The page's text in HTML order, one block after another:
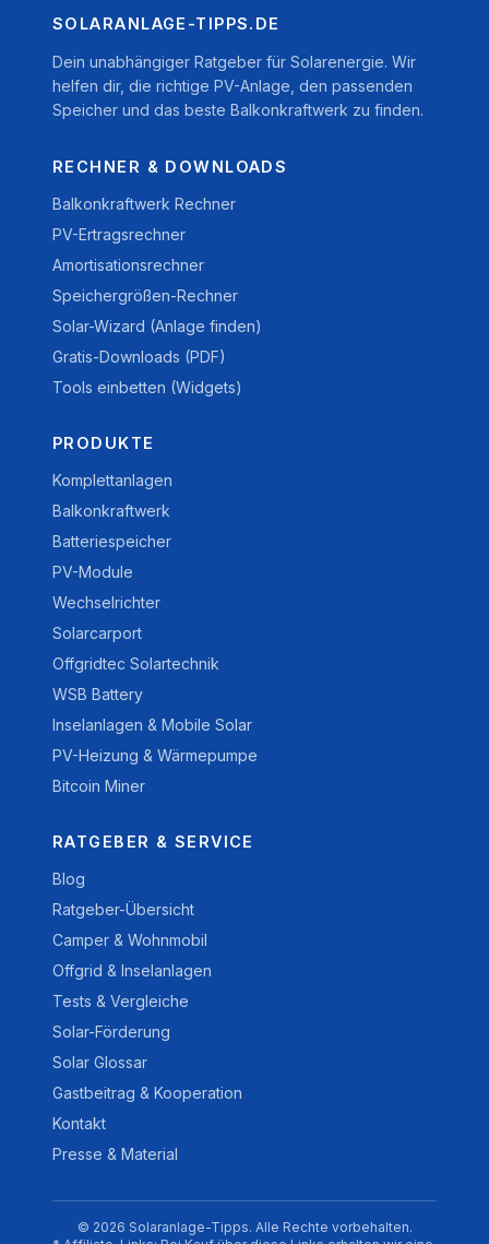
SOLARANLAGE-TIPPS.DE
Dein unabhängiger Ratgeber für Solarenergie. Wir
helfen dir, die richtige PV-Anlage, den passenden
Speicher und das beste Balkonkraftwerk zu finden.
RECHNER & DOWNLOADS
Balkonkraftwerk Rechner
PV-Ertragsrechner
Amortisationsrechner
Speichergrößen-Rechner
Solar-Wizard (Anlage finden)
Gratis-Downloads (PDF)
Tools einbetten (Widgets)
PRODUKTE
Komplettanlagen
Balkonkraftwerk
Batteriespeicher
PV-Module
Wechselrichter
Solarcarport
Offgridtec Solartechnik
WSB Battery
Inselanlagen & Mobile Solar
PV-Heizung & Wärmepumpe
Bitcoin Miner
RATGEBER & SERVICE
Blog
Ratgeber-Übersicht
Camper & Wohnmobil
Offgrid & Inselanlagen
Tests & Vergleiche
Solar-Förderung
Solar Glossar
Gastbeitrag & Kooperation
Kontakt
Presse & Material
© 2026 Solaranlage-Tipps. Alle Rechte vorbehalten.